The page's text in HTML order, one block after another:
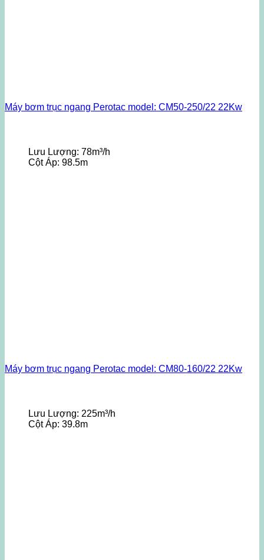
Máy bơm trục ngang Perotac model: CM50-250/22 22Kw
Lưu Lượng: 78m³/h
Cột Áp: 98.5m
Máy bơm trục ngang Perotac model: CM80-160/22 22Kw
Lưu Lượng: 225m³/h
Cột Áp: 39.8m